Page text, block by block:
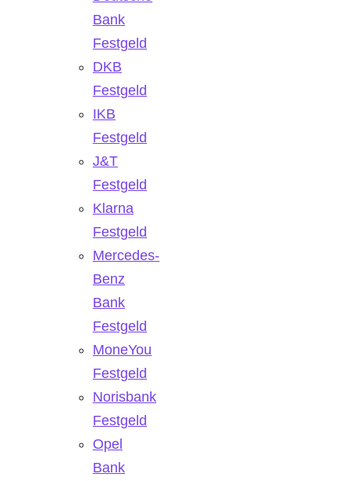
Bank
Festgeld
DKB
Festgeld
IKB
Festgeld
J&T
Festgeld
Klarna
Festgeld
Mercedes-
Benz
Bank
Festgeld
MoneYou
Festgeld
Norisbank
Festgeld
Opel
Bank